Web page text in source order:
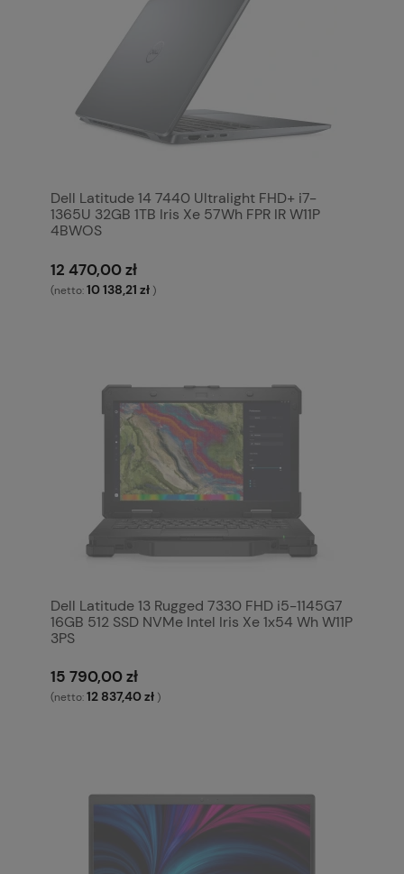
Dell Latitude 14 7440 Ultralight FHD+ i7-
1365U 32GB 1TB Iris Xe 57Wh FPR IR W11P
4BWOS
12 470,00 zł
(netto:10 138,21 zł )
Dell Latitude 13 Rugged 7330 FHD i5-1145G7
16GB 512 SSD NVMe Intel Iris Xe 1x54 Wh W11P
3PS
15 790,00 zł
(netto:12 837,40 zł )